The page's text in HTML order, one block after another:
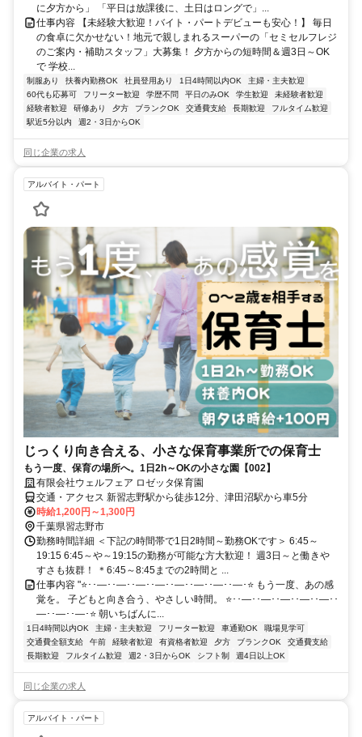
に夕方から」 「平日は放課後に、土日はロングで」...
仕事内容 【未経験大歓迎！バイト・パートデビューも安心！】 毎日
の食卓に欠かせない！地元で親しまれるスーパーの「セミセルフレジ
のご案内・補助スタッフ」大募集！ 夕方からの短時間＆週3日～OK
で 学校...
制服あり 扶養内勤務OK 社員登用あり 1日4時間以内OK
主婦・主夫歓迎
60代も応募可
フリーター歓迎 学歴不問 平日のみOK 学生歓迎
未経験者歓迎
経験者歓迎
研修あり 夕方 ブランクOK 交通費支給 長期歓迎
フルタイム歓迎
駅近5分以内
週2・3日からOK
同じ企業の求人
アルバイト・パート
じっくり向き合える、小さな保育事業所での保育士
もう一度、保育の場所へ。1日2h～OKの小さな園【002】
有限会社ウェルフェア ロゼッタ保育園
交通・アクセス 新習志野駅から徒歩12分、津田沼駅から車5分
時給1,200円～1,300円
千葉県習志野市
勤務時間詳細 ＜下記の時間帯で1日2時間～勤務OKです＞ 6:45～
19:15 6:45～や～19:15の勤務が可能な方大歓迎！ 週3日～と働きや
すさも抜群！ ＊6:45～8:45までの2時間と ...
仕事内容 "⭐･･―･･―･･―･･―･･―･･―･･―･･―･⭐ もう一度、あの感
覚を。 子どもと向き合う、やさしい時間。 ⭐･･―･･―･･―･･―･･―･･
―･･―･･―･⭐ 朝いちばんに...
1日4時間以内OK 主婦・主夫歓迎 フリーター歓迎 車通勤OK
職場見学可
交通費全額支給
午前 経験者歓迎 有資格者歓迎 夕方 ブランクOK
交通費支給
長期歓迎
フルタイム歓迎 週2・3日からOK シフト制 週4日以上OK
同じ企業の求人
アルバイト・パート